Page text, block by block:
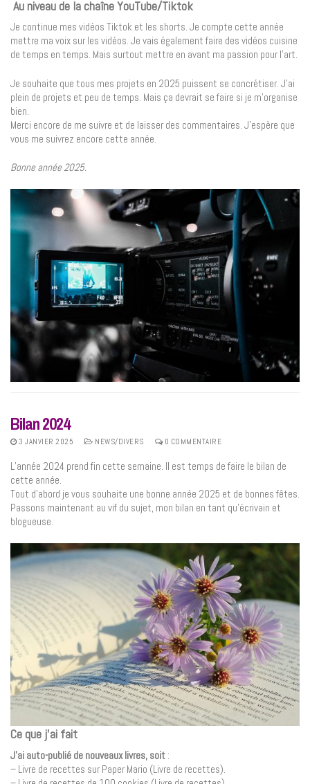
Au niveau de la chaîne YouTube/Tiktok
Je continue mes vidéos Tiktok et les shorts. Je compte cette année
mettre ma voix sur les vidéos. Je vais également faire des vidéos cuisine
de temps en temps. Mais surtout mettre en avant ma passion pour l’art.
Je souhaite que tous mes projets en 2025 puissent se concrétiser. J’ai
plein de projets et peu de temps. Mais ça devrait se faire si je m’organise
bien.
Merci encore de me suivre et de laisser des commentaires. J’espère que
vous me suivrez encore cette année.
Bonne année 2025.
Bilan 2024
3 JANVIER 2025 NEWS/DIVERS 0 COMMENTAIRE
L’année 2024 prend fin cette semaine. Il est temps de faire le bilan de
cette année.
Tout d’abord je vous souhaite une bonne année 2025 et de bonnes fêtes.
Passons maintenant au vif du sujet, mon bilan en tant qu’écrivain et
blogueuse.
Ce que j’ai fait
J’ai auto-publié de nouveaux livres, soit :
– Livre de recettes sur Paper Mario (Livre de recettes).